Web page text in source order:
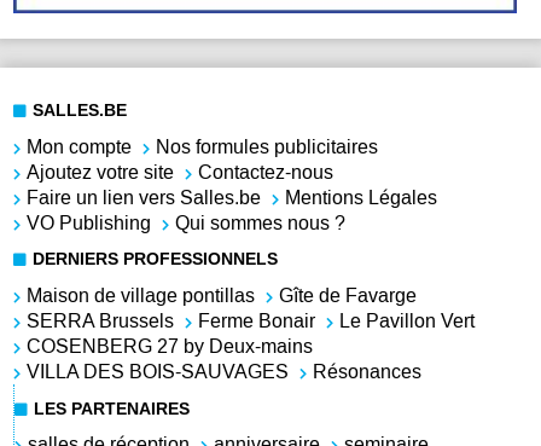
SALLES.BE
Mon compte
Nos formules publicitaires
Ajoutez votre site
Contactez-nous
Faire un lien vers Salles.be
Mentions Légales
VO Publishing
Qui sommes nous ?
DERNIERS PROFESSIONNELS
Maison de village pontillas
Gîte de Favarge
SERRA Brussels
Ferme Bonair
Le Pavillon Vert
COSENBERG 27 by Deux-mains
VILLA DES BOIS-SAUVAGES
Résonances
LES PARTENAIRES